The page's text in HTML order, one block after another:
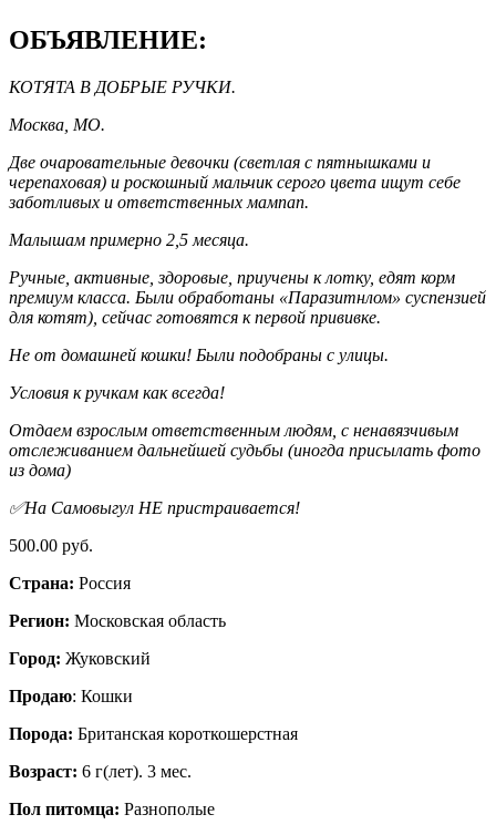
ОБЪЯВЛЕНИЕ:
КОТЯТА В ДОБРЫЕ РУЧКИ.
Москва, МО.
Две очаровательные девочки (светлая с пятнышками и
черепаховая) и роскошный мальчик серого цвета ищут себе
заботливых и ответственных мампап.
Малышам примерно 2,5 месяца.
Ручные, активные, здоровые, приучены к лотку, едят корм
премиум класса. Были обработаны «Паразитнлом» суспензией
для котят), сейчас готовятся к первой прививке.
Не от домашней кошки! Были подобраны с улицы.
Условия к ручкам как всегда!
Отдаем взрослым ответственным людям, с ненавязчивым
отслеживанием дальнейшей судьбы (иногда присылать фото
из дома)
✅На Самовыгул НЕ пристраивается!
500.00 руб.
Страна: Россия
Регион: Московская область
Город: Жуковский
Продаю: Кошки
Порода: Британская короткошерстная
Возраст: 6 г(лет). 3 мес.
Пол питомца: Разнополые